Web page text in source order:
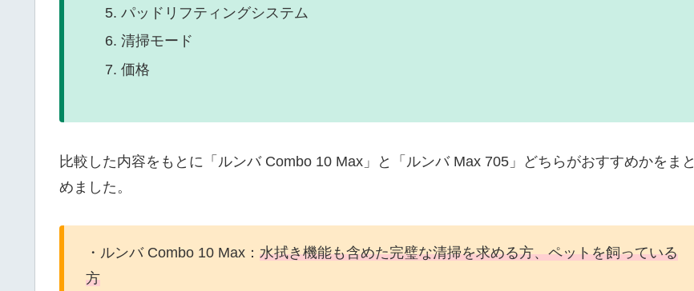
パッドリフティングシステム
清掃モード
価格
比較した内容をもとに「ルンバ Combo 10 Max」と「ルンバ Max 705」どちらがおすすめかをまと
めました。
・ルンバ Combo 10 Max： 水拭き機能も含めた完璧な清掃を求める方、ペットを飼っている
方